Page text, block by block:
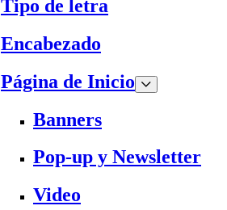
Tipo de letra
Encabezado
Página de Inicio
Banners
Pop-up y Newsletter
Video